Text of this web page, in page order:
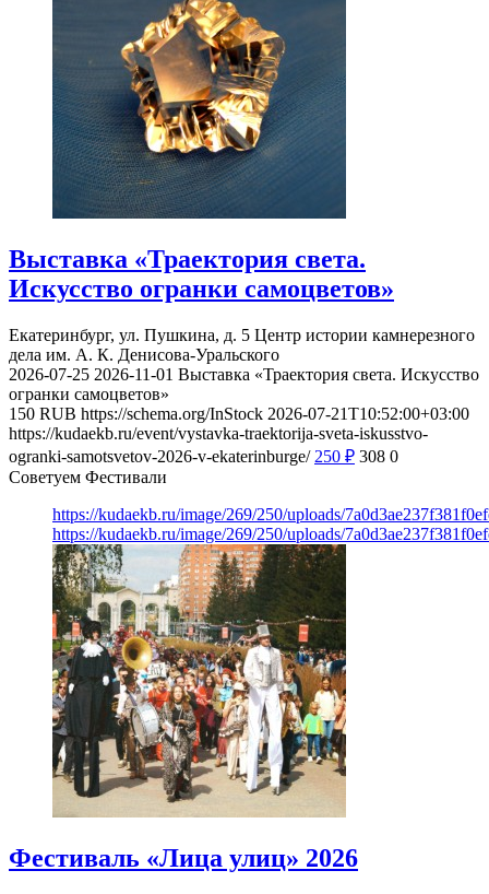
Выставка «Траектория света.
Искусство огранки самоцветов»
Екатеринбург, ул. Пушкина, д. 5 Центр истории камнерезного
дела им. А. К. Денисова-Уральского
2026-07-25 2026-11-01 Выставка «Траектория света. Искусство
огранки самоцветов»
150 RUB https://schema.org/InStock 2026-07-21T10:52:00+03:00
https://kudaekb.ru/event/vystavka-traektorija-sveta-iskusstvo-
ogranki-samotsvetov-2026-v-ekaterinburge/ 250 ₽ 308 0
Советуем Фестивали
https://kudaekb.ru/image/269/250/uploads/
https://kudaekb.ru/image/269/250/uploads/
Фестиваль «Лица улиц» 2026